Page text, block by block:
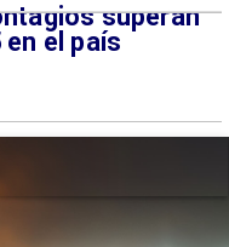
superan
el país